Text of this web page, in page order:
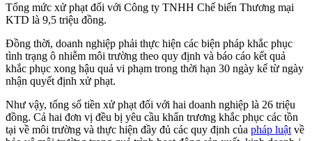
Tổng mức xử phạt đối với Công ty TNHH Chế biến Thương mại
KTD là 9,5 triệu đồng.
Đồng thời, doanh nghiệp phải thực hiện các biện pháp khắc phục
tình trạng ô nhiễm môi trường theo quy định và báo cáo kết quả
khắc phục xong hậu quả vi phạm trong thời hạn 30 ngày kể từ ngày
nhận quyết định xử phạt.
Như vậy, tổng số tiền xử phạt đối với hai doanh nghiệp là 26 triệu
đồng. Cả hai đơn vị đều bị yêu cầu khẩn trương khắc phục các tồn
tại về môi trường và thực hiện đầy đủ các quy định của pháp luật về